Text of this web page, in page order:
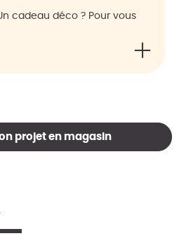
cadeau déco ? Pour vous
projet en magasin